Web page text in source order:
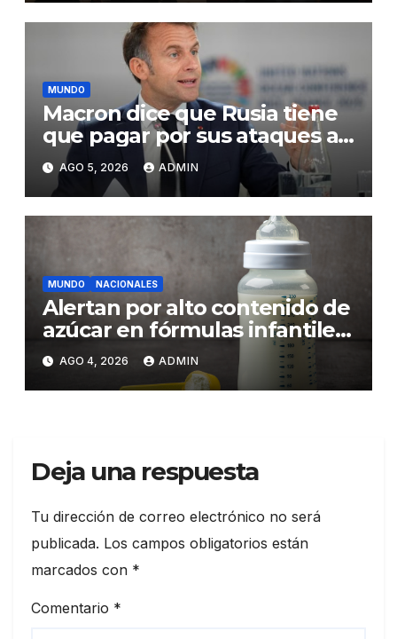
MUNDO
Macron dice que Rusia tiene
que pagar por sus ataques a
Ucrania y promete más
presión
AGO 5, 2026 ADMIN
MUNDO NACIONALES
Alertan por alto contenido de
azúcar en fórmulas infantiles
y sus riesgos para la salud de
los bebés
AGO 4, 2026 ADMIN
Deja una respuesta
Tu dirección de correo electrónico no será
publicada. Los campos obligatorios están
marcados con *
Comentario *